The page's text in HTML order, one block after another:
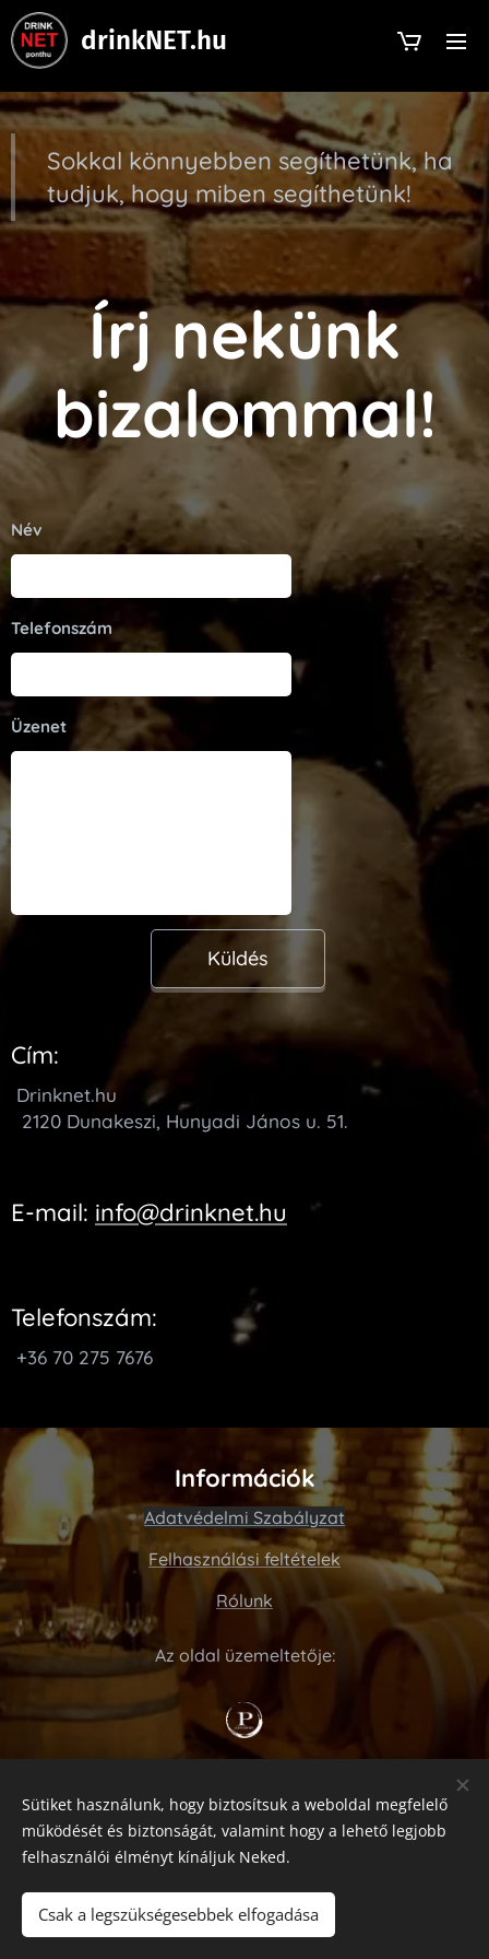
drinkNET.hu
Sokkal könnyebben segíthetünk, ha
tudjuk, hogy miben segíthetünk!
Írj nekünk
bizalommal!
Név
Telefonszám
Üzenet
Küldés
Cím:
Drinknet.hu
2120 Dunakeszi, Hunyadi János u. 51.
E-mail: info@drinknet.hu
Telefonszám:
+36 70 275 7676
Információk
Adatvédelmi Szabályzat
Felhasználási feltételek
Rólunk
Az oldal üzemeltetője:
2120 Dunakeszi, Hunyadi János u. 51.
Tel: +36 70 275 7676
https://www.p-advisor.com
Sütiket használunk, hogy biztosítsuk a weboldal megfelelő
működését és biztonságát, valamint hogy a lehető legjobb
felhasználói élményt kínáljuk Neked.
Csak a legszükségesebbek elfogadása